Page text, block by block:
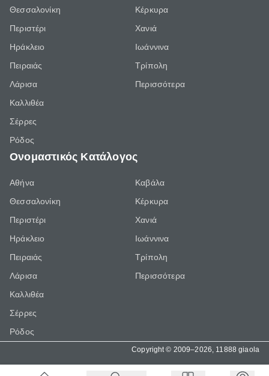
Θεσσαλονίκη
Περιστέρι
Ηράκλειο
Πειραιάς
Λάρισα
Καλλιθέα
Σέρρες
Ρόδος
Κέρκυρα
Χανιά
Ιωάννινα
Τρίπολη
Περισσότερα
Ονομαστικός Κατάλογος
Αθήνα
Θεσσαλονίκη
Περιστέρι
Ηράκλειο
Πειραιάς
Λάρισα
Καλλιθέα
Σέρρες
Ρόδος
Καβάλα
Κέρκυρα
Χανιά
Ιωάννινα
Τρίπολη
Περισσότερα
Copyright © 2009–2026, 11888 giaola